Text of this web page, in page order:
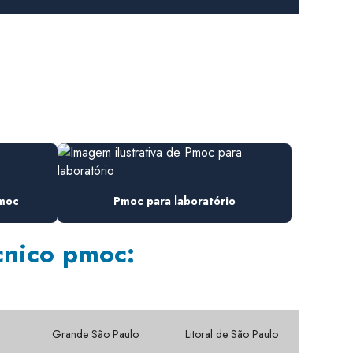
Elaboração de projetos de ar condicionado
Empresa de ar condicionado
Empresa de ar condicionado industrial
Empresa de elaboração pmoc ar condicionado
Pmoc para laboratório
pmoc:
Grande São Paulo Litoral de São Paulo